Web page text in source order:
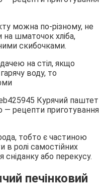
можна по-різному, не
на шматочок хліба,
скибочками.
на стіл, якщо
воду, то
тобто є частиною
в ролі самостійних
сніданку або перекусу.
печінковий